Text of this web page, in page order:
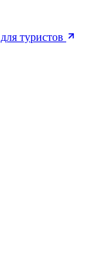
туристов